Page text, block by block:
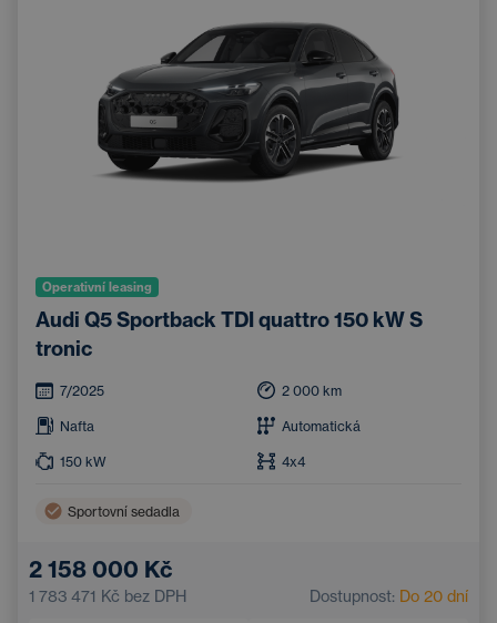
Operativní leasing
Audi Q5 Sportback TDI quattro 150 kW S
tronic
7/2025 2 000 km
Nafta Automatická
150 kW 4x4
Sportovní sedadla
2 158 000 Kč
1 783 471 Kč bez DPH Dostupnost: Do 20 dní